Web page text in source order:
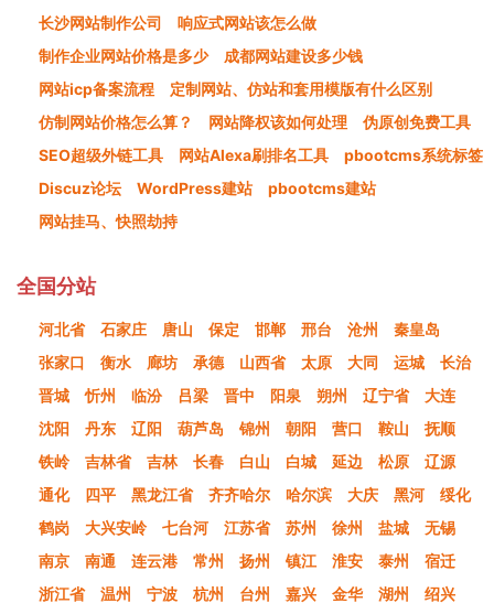
长沙网站制作公司
响应式网站该怎么做
制作企业网站价格是多少
成都网站建设多少钱
网站icp备案流程
定制网站、仿站和套用模版有什么区别
仿制网站价格怎么算？
网站降权该如何处理
伪原创免费工具
SEO超级外链工具
网站Alexa刷排名工具
pbootcms系统标签
Discuz论坛
WordPress建站
pbootcms建站
网站挂马、快照劫持
全国分站
河北省 石家庄 唐山 保定 邯郸 邢台 沧州
秦皇岛
张家口
衡水 廊坊 承德 山西省 太原 大同 运城
长治
晋城
忻州 临汾 吕梁 晋中 阳泉 朔州 辽宁省
大连
沈阳
丹东 辽阳 葫芦岛 锦州 朝阳 营口 鞍山
抚顺
铁岭
吉林省 吉林 长春 白山 白城 延边 松原
辽源
通化
四平 黑龙江省 齐齐哈尔 哈尔滨 大庆 黑河
绥化
鹤岗
大兴安岭 七台河 江苏省 苏州 徐州 盐城
无锡
南京
南通 连云港 常州 扬州 镇江 淮安 泰州
宿迁
浙江省
温州 宁波 杭州 台州 嘉兴 金华 湖州
绍兴